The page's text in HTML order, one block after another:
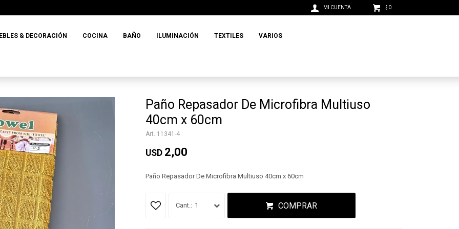
& DECORACIÓN COCINA BAÑO ILUMINACIÓN TEXTILES VARIOS
$ 0
Paño Repasador De Microfibra Multiuso
40cm x 60cm
11341-4
USD 2,00
Paño Repasador De Microfibra Multiuso 40cm x 60cm
1 COMPRAR